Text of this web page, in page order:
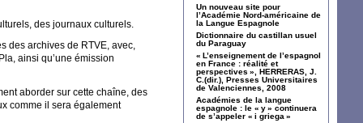
des journaux culturels.
des archives de RTVE, avec,
ainsi qu’une émission
aborder sur cette chaîne, des
comme il sera également
Un nouveau site pour
l’Académie Nord-américaine de
la Langue Espagnole
Dictionnaire du castillan usuel
du Paraguay
« L’enseignement de l’espagnol
en France : réalité et
perspectives », HERRERAS J.
C. (dir.), Presses Universitaires
de Valenciennes, 2008
Académies de la langue
espagnole : le « y» continuera
de s’appeler « i griega »